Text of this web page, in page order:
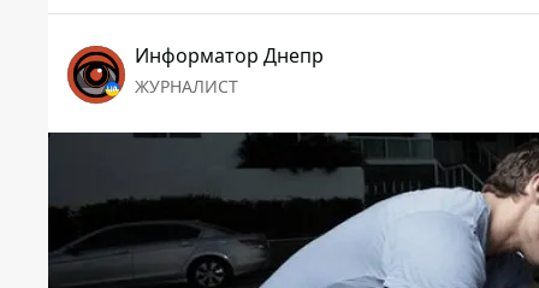
Информатор Днепр
ЖУРНАЛИСТ